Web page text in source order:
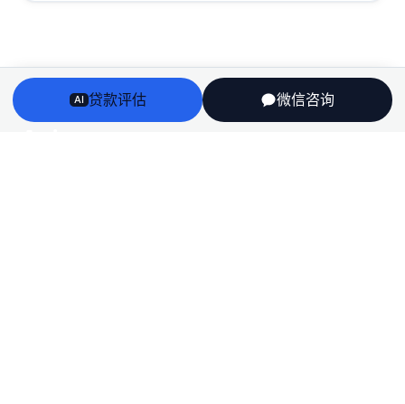
AI 贷款评估 微信咨询